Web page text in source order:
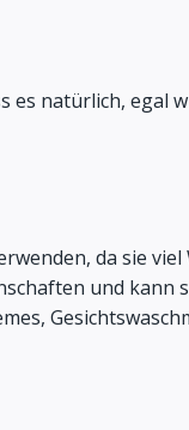
natürlich, egal
da sie
und kann